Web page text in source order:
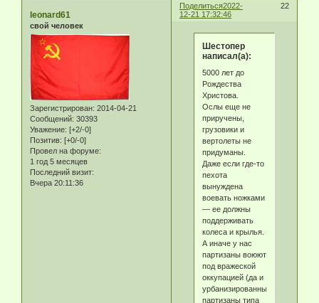
Поделиться 22
2022-
12-21 17:32:46
leonard61
свой человек
Зарегистрирован: 2014-04-21
Сообщений: 30393
Уважение: [+2/-0]
Позитив: [+0/-0]
Провел на форуме:
1 год 5 месяцев
Последний визит:
Вчера 20:11:36
Шестопер
написал(а):
5000 лет до
Рождества
Христова.
Ослы еще не
приручены,
грузовики и
вертолеты не
придуманы.
Даже если где-то
пехота
вынуждена
воевать ножками
— ее должны
поддерживать
колеса и крылья.
А иначе у нас
партизаны воюют
под вражеской
оккупацией (да и
урбанизированные
партизаны типа